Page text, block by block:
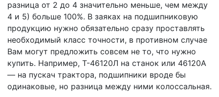
разница от 2 до 4 значительно меньше, чем между
4 и 5) больше 100%. В заяках на подшипниковую
продукцию нужно обязательно сразу проставлять
необходимый класс точности, в противном случае
Вам могут предложить совсем не то, что нужно
купить. Например, Т-46120Л на станок или 46120А
— на пускач трактора, подшипники вроде бы
одинаковые, но разница между ними колоссальная.